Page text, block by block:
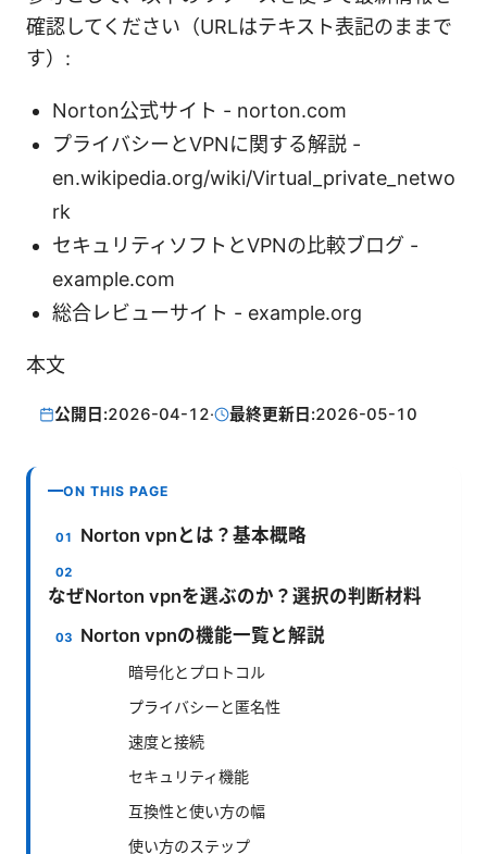
確認してください（URLはテキスト表記のままで
す）:
Norton公式サイト - norton.com
プライバシーとVPNに関する解説 -
en.wikipedia.org/wiki/Virtual_private_netwo
rk
セキュリティソフトとVPNの比較ブログ -
example.com
総合レビューサイト - example.org
本文
公開日:2026-04-12· 最終更新日:2026-05-10
ON THIS PAGE
Norton vpnとは？基本概略
なぜNorton vpnを選ぶのか？選択の判断材料
Norton vpnの機能一覧と解説
暗号化とプロトコル
プライバシーと匿名性
速度と接続
セキュリティ機能
互換性と使い方の幅
使い方のステップ